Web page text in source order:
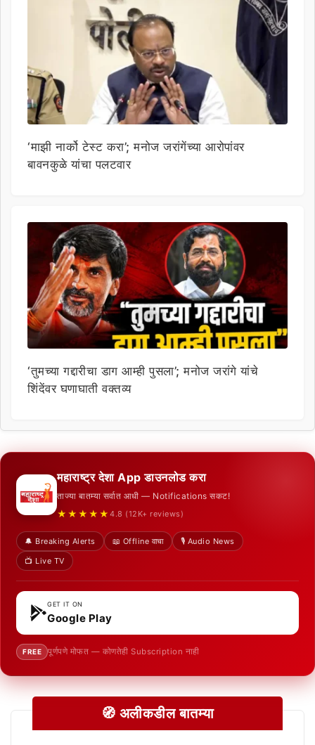
‘माझी नार्को टेस्ट करा’; मनोज जरांगेंच्या आरोपांवर
बावनकुळे यांचा पलटवार
‘तुमच्या गद्दारीचा डाग आम्ही पुसला’; मनोज जरांगे यांचे
शिंदेंवर घणाघाती वक्तव्य
महाराष्ट्र देशा App डाउनलोड करा
ताज्या बातम्या सर्वात आधी — Notifications सकट!
★★★★★ 4.8 (12K+ reviews)
🔔 Breaking Alerts 📖 Offline वाचा
🎙️ Audio News
📺 Live TV
GET IT ON
Google Play
FREE पूर्णपणे मोफत — कोणतेही Subscription नाही
🧭 अलीकडील बातम्या